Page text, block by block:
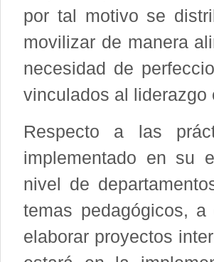
por tal motivo se
movilizar de manera
necesidad de
vinculados al liderazgo
Respecto a las
implementado en su
nivel de
temas pedagógicos,
elaborar proyectos